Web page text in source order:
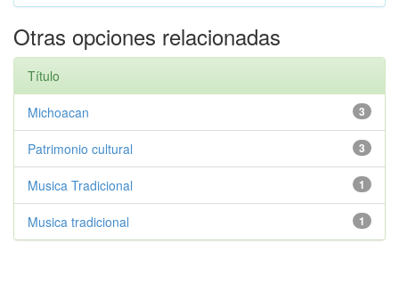
Otras opciones relacionadas
Título
3
Michoacan
3
Patrimonio cultural
1
Musica Tradicional
1
Musica tradicional